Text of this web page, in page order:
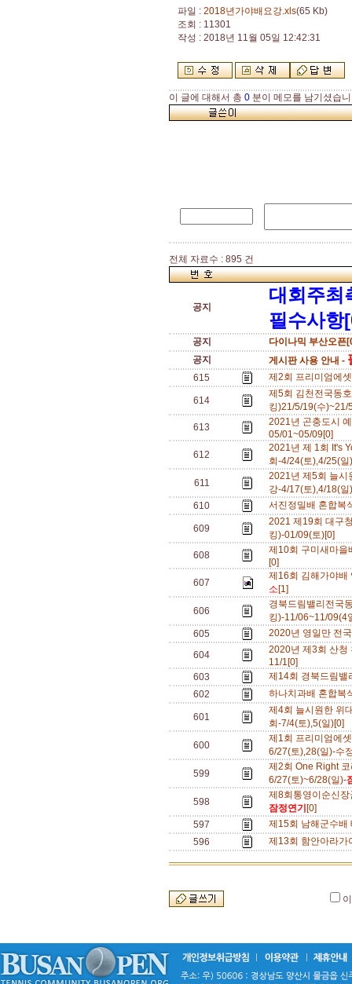
파일 : 2018년가야배요강.xls(65 Kb)
조회 : 11301
작성 : 2018년 11월 05일 12:42:31
이 글에 대해서 총 0 분이 메모를 남기셨습
전체 자료수 : 895 건
공지
대회주최
필수사항
공지
다이나믹 부산오픈
공지
게시판 사용 안내 -
615 제2회 프리미엄에
614
제5회 김천전국동
킹)21/5/19(수
613
2021년 곤충도시
05/01~05/09[0]
612
2021년 제 1회 It's
회-4/24(토),4/25(
611
2021년 제5회 늘시
강-4/17(토),4/18(
610
서진정밀배 혼합복
609
2021 제19회 대구
킹)-01/09(토)[0]
608
제10회 구미새마을
[0]
607
제16회 김해가야배
소[1]
606
경북드림밸리전국
킹)-11/06~11/
605
2020년 영일만 전
604
2020년 제3회 산청
11/1[0]
603
제14회 경북드림
602
하나치과배 혼합복
601
제4회 늘시원한 위
회-7/4(토),5(일)[0]
600
제1회 프리미엄에셋
6/27(토),28(일)-수
599
제2회 One Right
6/27(토)~6/28(일)-
598
제8회통영이순신
잠정연기 [0]
597
제15회 남해군수
596
제13회 함안아라